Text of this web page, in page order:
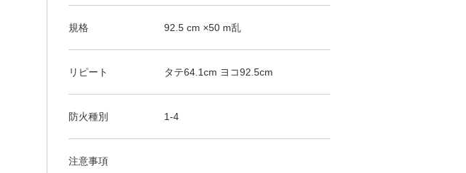
STH-2407
STH-2408
STH-2409
STH-2410
規格 92.5 cm ×50 m乱
リピート タテ64.1cm ヨコ92.5cm
防火種別 1-4
注意事項